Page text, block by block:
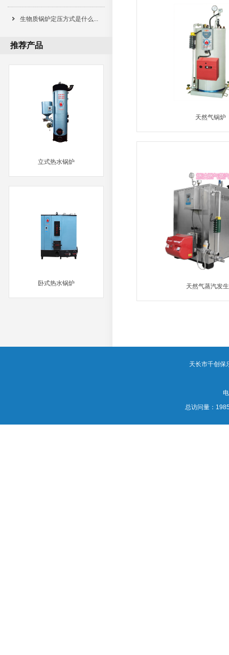
生物质锅炉定压方式是什么...
推荐产品
立式热水锅炉
MORE
卧式热水锅炉
天然气锅炉
MORE
天然气蒸汽发
天长市千创
总访问量：